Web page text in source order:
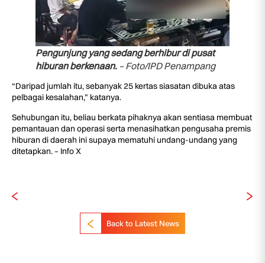
Pengunjung yang sedang berhibur di pusat
hiburan berkenaan. – Foto/IPD Penampang
“Daripad jumlah itu, sebanyak 25 kertas siasatan dibuka atas
pelbagai kesalahan,” katanya.
Sehubungan itu, beliau berkata pihaknya akan sentiasa membuat
pemantauan dan operasi serta menasihatkan pengusaha premis
hiburan di daerah ini supaya mematuhi undang-undang yang
ditetapkan. – Info X
Back to Latest News